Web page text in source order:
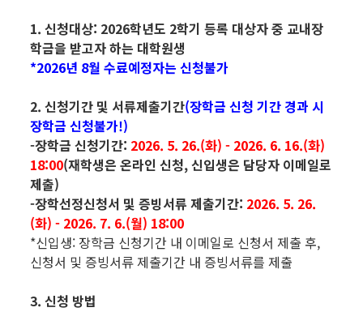
1. 신청대상: 2026학년도 2학기 등록 대상자 중 교내장
학금을 받고자 하는 대학원생
*2026년 8월 수료예정자는 신청불가
2. 신청기간 및 서류제출기간(장학금 신청 기간 경과 시
장학금 신청불가!)
-장학금 신청기간: 2026. 5. 26.(화) - 2026. 6. 16.(화)
18:00(재학생은 온라인 신청, 신입생은 담당자 이메일로
제출)
-장학선정신청서 및 증빙서류 제출기간: 2026. 5. 26.
(화) - 2026. 7. 6.(월) 18:00
*신입생: 장학금 신청기간 내 이메일로 신청서 제출 후,
신청서 및 증빙서류 제출기간 내 증빙서류를 제출
3. 신청 방법